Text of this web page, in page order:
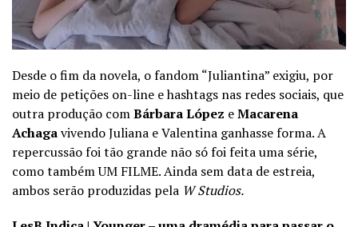
Desde o fim da novela, o fandom “Juliantina” exigiu, por
meio de petições on-line e hashtags nas redes sociais, que
outra produção comBárbara López eMacarena
Achagavivendo Juliana e Valentina ganhasse forma. A
repercussão foi tão grande não só foi feita uma série,
como também UM FILME. Ainda sem data de estreia,
ambos serão produzidas pela W Studios.